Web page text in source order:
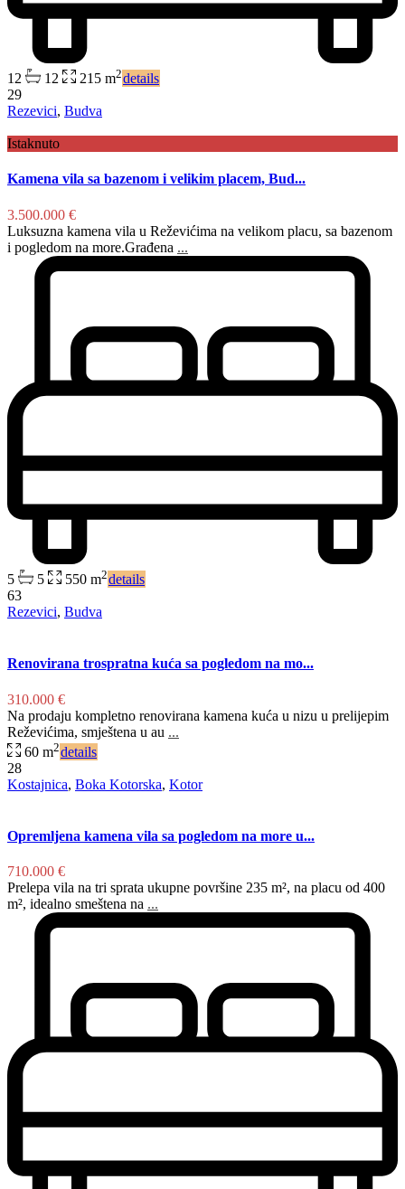
12 12 215 m2details
29
Rezevici, Budva
Istaknuto
Kamena vila sa bazenom i velikim placem, Bud...
3.500.000 €
Luksuzna kamena vila u Reževićima na velikom placu, sa bazenom
i pogledom na more.Građena ...
5 5 550 m2details
63
Rezevici, Budva
Renovirana trospratna kuća sa pogledom na mo...
310.000 €
Na prodaju kompletno renovirana kamena kuća u nizu u prelijepim
Reževićima, smještena u au ...
60 m2details
28
Kostajnica, Boka Kotorska, Kotor
Opremljena kamena vila sa pogledom na more u...
710.000 €
Prelepa vila na tri sprata ukupne površine 235 m², na placu od 400
m², idealno smeštena na ...